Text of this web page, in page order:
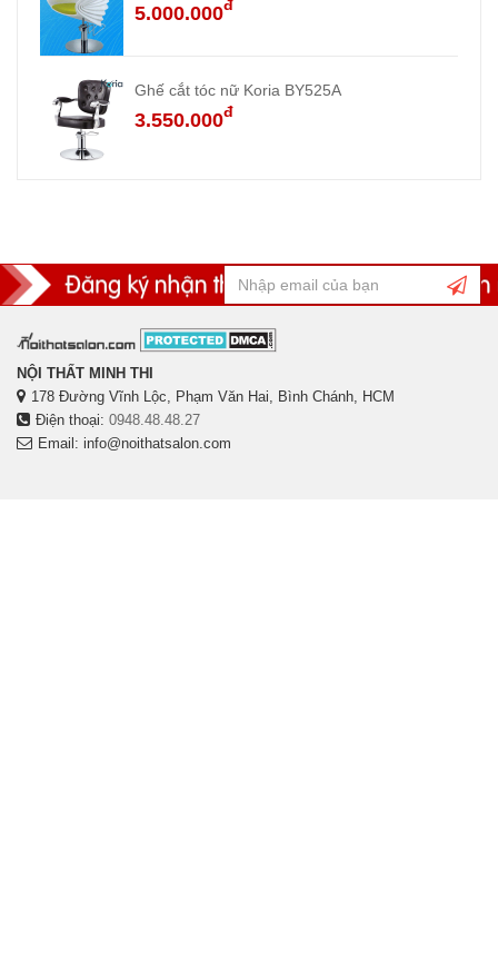
5.000.000đ
Ghế cắt tóc nữ Koria BY525A
3.550.000đ
NỘI THẤT MINH THI
178 Đường Vĩnh Lộc, Phạm Văn Hai, Bình Chánh, HCM
Điện thoại: 0948.48.48.27
Email: info@noithatsalon.com